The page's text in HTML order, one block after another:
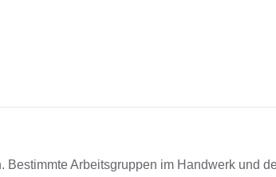
Arbeitsgruppen im Handwerk und